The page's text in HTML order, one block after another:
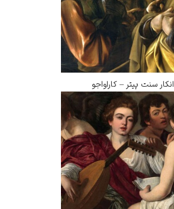
انکار سنت پیتر – کاراواجو